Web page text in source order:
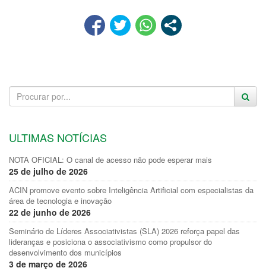
ULTIMAS NOTÍCIAS
NOTA OFICIAL: O canal de acesso não pode esperar mais
25 de julho de 2026
ACIN promove evento sobre Inteligência Artificial com especialistas da
área de tecnologia e inovação
22 de junho de 2026
Seminário de Líderes Associativistas (SLA) 2026 reforça papel das
lideranças e posiciona o associativismo como propulsor do
desenvolvimento dos municípios
3 de março de 2026